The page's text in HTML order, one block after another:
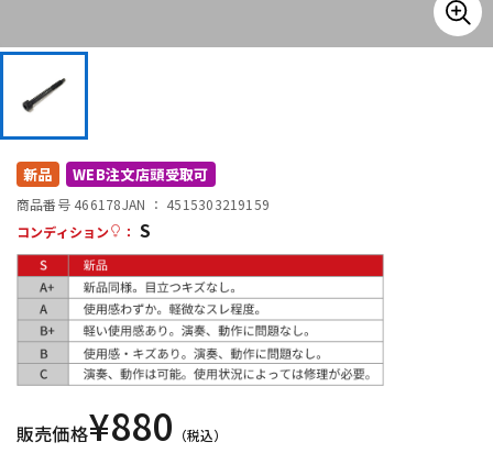
配信/ライブ機器
中古
新品 WEB注文店頭受取可
商品番号 466178JAN ： 4515303219159
コンディション
： S
販売価格¥880 （税込）